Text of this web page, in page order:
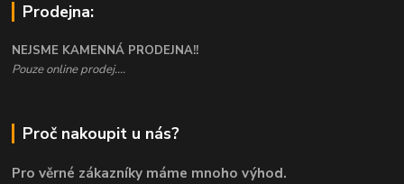
Prodejna:
NEJSME KAMENNÁ PRODEJNA!!
Pouze online prodej....
Proč nakoupit u nás?
Pro věrné zákazníky máme mnoho výhod.